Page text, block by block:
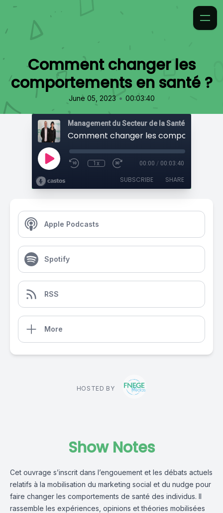
Comment changer les
comportements en santé ?
June 05, 2023 • 00:03:40
Management du Secteur de la Santé
1x 00:00 / 00:03:40
SUBSCRIBE SHARE
Apple Podcasts
Spotify
RSS
More
HOSTED BY
Show Notes
Cet ouvrage s’inscrit dans l’engouement et les débats actuels
relatifs à la mobilisation du marketing social et du nudge pour
faire changer les comportements de santé des individus. Il
rassemble les expériences, opinions et théories mobilisées